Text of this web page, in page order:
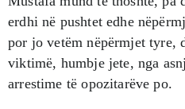
erdhi në pushtet edhe
por jo vetëm nëpërmjet tyre,
viktimë, humbje jete, nga
arrestime të opozitarëve po.